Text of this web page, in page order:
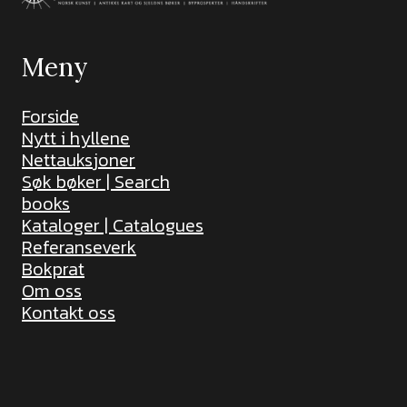
Meny
Forside
Nytt i hyllene
Nettauksjoner
Søk bøker | Search
books
Kataloger | Catalogues
Referanseverk
Bokprat
Om oss
Kontakt oss